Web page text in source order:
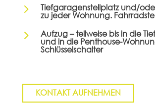
5 Tiefgaragenstellplatz und/
zu jeder Wohnung.
5 Aufzug – teilweise bis in die
und in die Penthouse-
Schlüsselschalter
KONTAKT AUFNEHMEN